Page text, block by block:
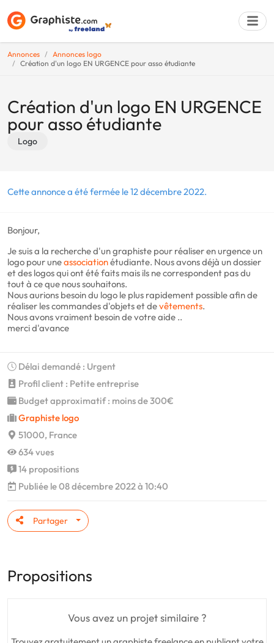
Annonces
Annonces logo
Création d'un logo EN URGENCE pour asso étudiante
Création d'un logo EN URGENCE
pour asso étudiante
Logo
Cette annonce a été fermée le 12 décembre 2022.
Bonjour,
Je suis a la recherche d'un graphiste pour réaliser en urgence un
logo pour uneassociationétudiante. Nous avons déjà un dossier
et des logos qui ont été faits mais ils ne correspondent pas du
tout à ce que nous souhaitons.
Nous aurions besoin du logo le plus rapidement possible afin de
réaliser les commandes d'objets et devêtements.
Nous avons vraiment besoin de votre aide ..
merci d'avance
Délai demandé : Urgent
Profil client : Petite entreprise
Budget approximatif : moins de 300€
Graphiste logo
51000, France
634 vues
14 propositions
Publiée le 08 décembre 2022 à 10:40
Partager
Propositions
Vous avez un projet similaire ?